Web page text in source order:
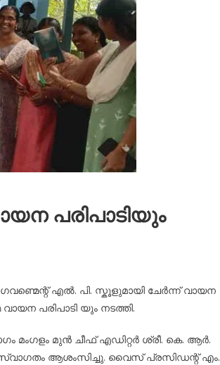
പരിപാടിയും
എൽ. പി. സ്കൂളുമായി ചേർന്ന് വായന
പരിപാടി യും നടത്തി.
മുൻ ചീഫ് എഡിറ്റർ ശ്രീ. കെ. ആർ.
സ്വാഗതം ആശംസിച്ചു. വൈസ് പ്രസിഡന്റ് എം.